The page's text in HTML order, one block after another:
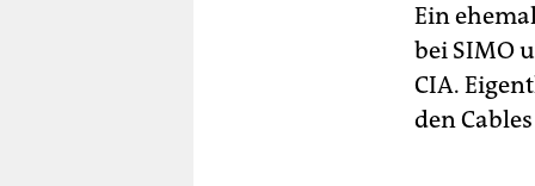
Ein
bei SIMO
CIA.
den